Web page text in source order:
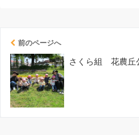
前のページへ
さくら組 花農丘